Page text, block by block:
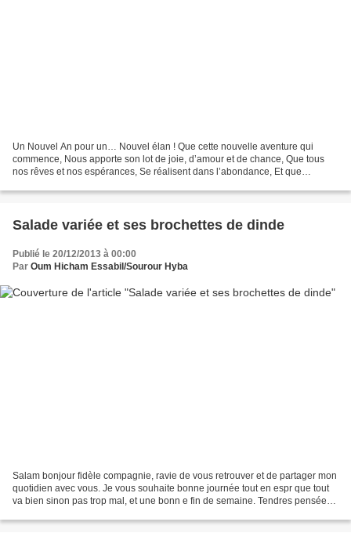
Un Nouvel An pour un… Nouvel élan ! Que cette nouvelle aventure qui
commence, Nous apporte son lot de joie, d’amour et de chance, Que tous
nos rêves et nos espérances, Se réalisent dans l’abondance, Et que
Salade variée et ses brochettes de dinde
Publié le 20/12/2013 à 00:00
Par Oum Hicham Essabil/Sourour Hyba
Salam bonjour fidèle compagnie, ravie de vous retrouver et de partager mon
quotidien avec vous. Je vous souhaite bonne journée tout en espr que tout
va bien sinon pas trop mal, et une bonn e fin de semaine. Tendres pensées